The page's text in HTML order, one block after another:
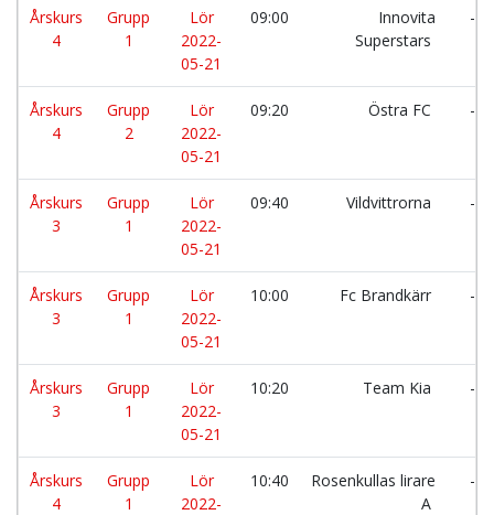
Årskurs
4
Grupp
1
Lör
2022-
05-21
09:00
Innovita
Superstars
-
Årskurs
4
Grupp
2
Lör
2022-
05-21
09:20 Östra FC -
Årskurs
3
Grupp
1
Lör
2022-
05-21
09:40 Vildvittrorna -
Årskurs
3
Grupp
1
Lör
2022-
05-21
10:00 Fc Brandkärr -
Årskurs
3
Grupp
1
Lör
2022-
05-21
10:20 Team Kia -
Årskurs
4
Grupp
1
Lör
2022-
10:40
Rosenkullas lirare
A
-